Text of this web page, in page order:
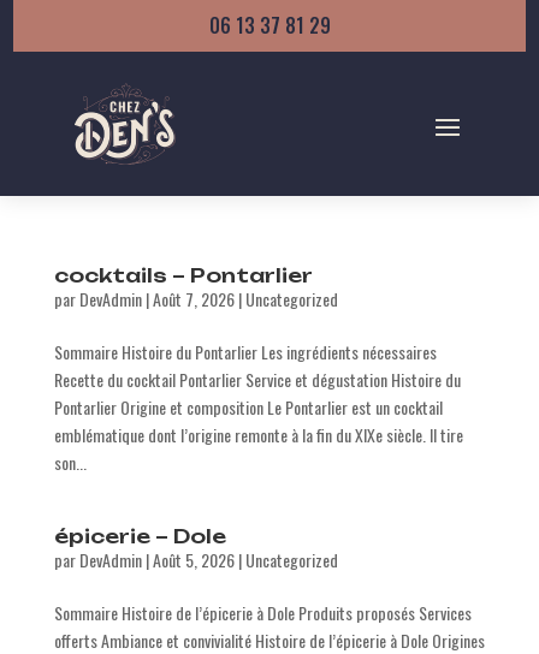
06 13 37 81 29
cocktails – Pontarlier
parDevAdmin|Août 7, 2026|Uncategorized
Sommaire Histoire du Pontarlier Les ingrédients nécessaires
Recette du cocktail Pontarlier Service et dégustation Histoire du
Pontarlier Origine et composition Le Pontarlier est un cocktail
emblématique dont l’origine remonte à la fin du XIXe siècle. Il tire
son...
épicerie – Dole
parDevAdmin|Août 5, 2026|Uncategorized
Sommaire Histoire de l’épicerie à Dole Produits proposés Services
offerts Ambiance et convivialité Histoire de l’épicerie à Dole Origines